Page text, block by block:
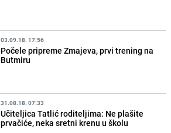
03.09.18. 17:56
Počele pripreme Zmajeva, prvi trening na
Butmiru
31.08.18. 07:33
Učiteljica Tatlić roditeljima: Ne plašite
prvačiće, neka sretni krenu u školu